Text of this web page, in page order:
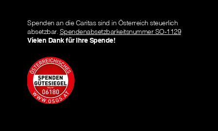
Spenden an die Caritas sind in Österreich steuerlich
absetzbar. Spendenabsetzbarkeitsnummer SO-1129
Vielen Dank für Ihre Spende!